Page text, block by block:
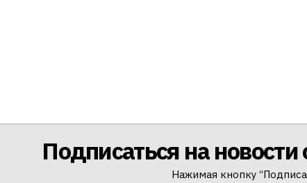
Подписаться на новости
Нажимая кнопку